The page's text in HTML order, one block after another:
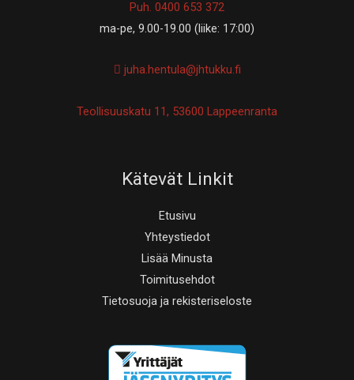
Puh. 0400 653 372
ma-pe, 9.00-19.00 (liike: 17:00)
juha.hentula@jhtukku.fi
Teollisuuskatu 11, 53600 Lappeenranta
Kätevät Linkit
Etusivu
Yhteystiedot
Lisää Minusta
Toimitusehdot
Tietosuoja ja rekisteriseloste